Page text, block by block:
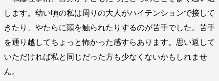
します。幼い頃の私は周りの大人がハイテンションで接して
きたり、やたらに頭を触られたりするのが苦手でした。苦手
を通り越してちょっと怖かった感すらあります。思い返して
いただければ私と同じだった方も少なくないかもしれませ
ん。